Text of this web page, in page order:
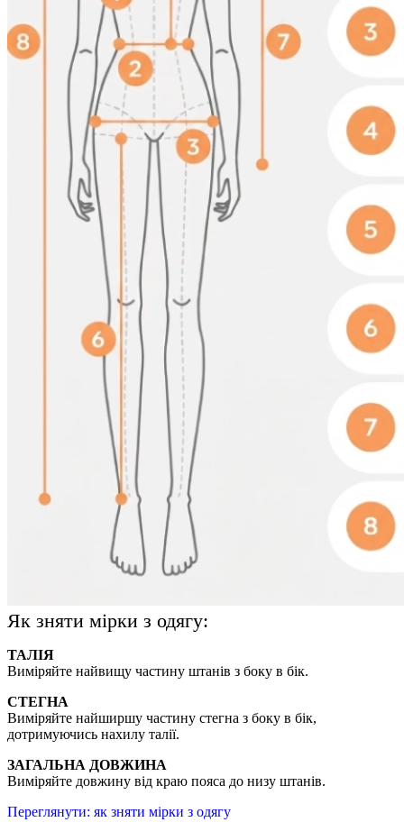
Як зняти мірки з одягу:
ТАЛІЯ
Виміряйте найвищу частину штанів з боку в бік.
СТЕГНА
Виміряйте найширшу частину стегна з боку в бік,
дотримуючись нахилу талії.
ЗАГАЛЬНА ДОВЖИНА
Виміряйте довжину від краю пояса до низу штанів.
Переглянути: як зняти мірки з одягу